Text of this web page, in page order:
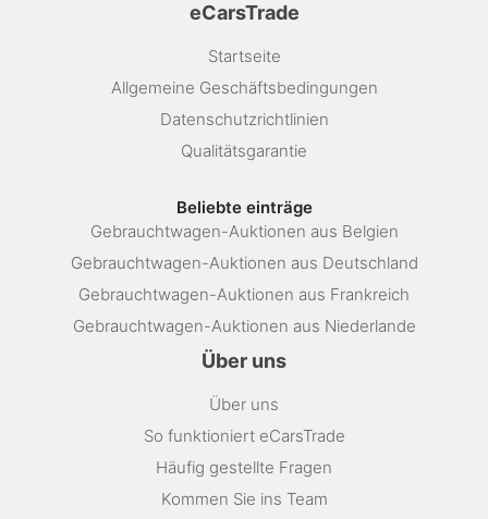
eCarsTrade
Startseite
Allgemeine Geschäftsbedingungen
Datenschutzrichtlinien
Qualitätsgarantie
Beliebte einträge
Gebrauchtwagen-Auktionen aus Belgien
Gebrauchtwagen-Auktionen aus Deutschland
Gebrauchtwagen-Auktionen aus Frankreich
Gebrauchtwagen-Auktionen aus Niederlande
Über uns
Über uns
So funktioniert eCarsTrade
Häufig gestellte Fragen
Kommen Sie ins Team